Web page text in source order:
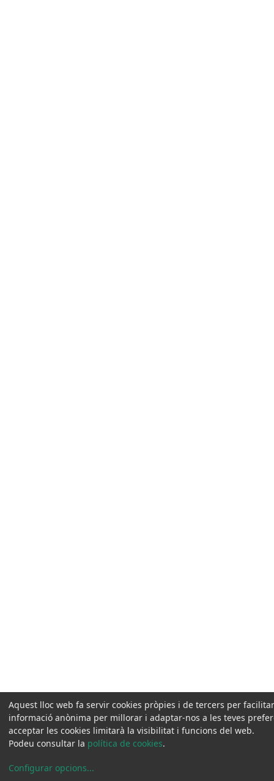
Aquest lloc web fa servir cookies pròpies i de tercers per
informació anònima per millorar i adaptar-nos a les teves
acceptar les cookies limitarà la visibilitat i funcions del web.
Podeu consultar la política de cookies.
Configurar opcions...